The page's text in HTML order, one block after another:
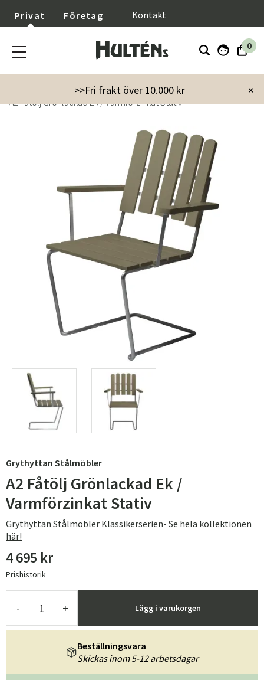
Privat Företag Kontakt
0
×
>>Fri frakt över 10.000 kr
Utemöbler
Utestolar
A2 Fåtölj Grönlackad Ek / Varmförzinkat Stativ
Grythyttan Stålmöbler
A2 Fåtölj Grönlackad Ek /
Varmförzinkat Stativ
Grythyttan Stålmöbler Klassikerserien- Se hela kollektionen
här!
4 695 kr
Prishistorik
- + Lägg i varukorgen
Beställningsvara
Skickas inom 5-12 arbetsdagar